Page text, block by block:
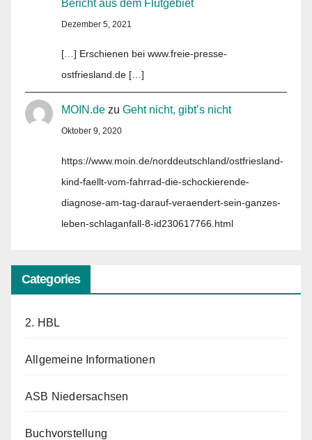
Bericht aus dem Flutgebiet
Dezember 5, 2021
[…] Erschienen bei www.freie-presse-
ostfriesland.de […]
MOIN.de zu Geht nicht, gibt’s nicht
Oktober 9, 2020
https://www.moin.de/norddeutschland/ostfriesland-
kind-faellt-vom-fahrrad-die-schockierende-
diagnose-am-tag-darauf-veraendert-sein-ganzes-
leben-schlaganfall-8-id230617766.html
Categories
2. HBL
Allgemeine Informationen
ASB Niedersachsen
Buchvorstellung